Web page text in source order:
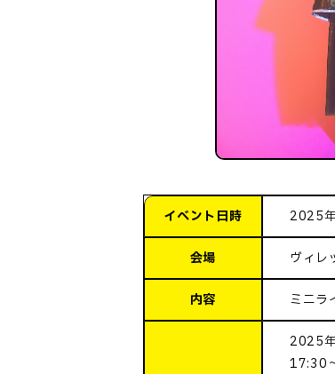
イベント日時 2025
会場 ヴィレ
内容 ミニラ
2025
17:30